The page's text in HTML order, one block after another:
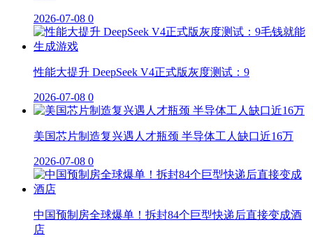
2026-07-08 0
性能大提升 DeepSeek V4正式版灰度测试：9
2026-07-08 0
美国芯片制造复兴遇人才瓶颈 半导体工人缺口近16万
2026-07-08 0
中国预制房全球爆单！拆封84个巨型快递后直接变成酒
店